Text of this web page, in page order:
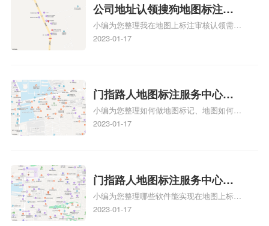
图标注服务中心面的存在。对于一些客户来
说，实体指路人地
公司地址认领搜狗地图标注多
久审核？公司地址认领地图标
注多久审核？
小编为您整理我在地图上标注审核认领需要
多久、我在地图上标注审核认领需要多久
情可查看下方正文！
2023-01-17
门指路人地图标注服务中心如
何做花小猪打车地图位置标
记？门指路人地图标注服务中
小编为您整理如何做地图标记、地图如何做
标记、so搜街景中如何做标记、360e启花贷
关地图标注知识，详情可查看下方正文！
2023-01-17
门指路人地图标注服务中心地
图位置地址标记？门指路人地
图标注服务中心苹果地图位置
小编为您整理哪些软件能实现在地图上标记
门指路人地图标注服务中心位置、门指路人
2023-01-17